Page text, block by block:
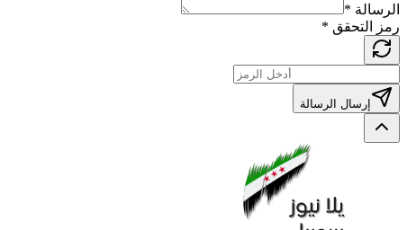
الرسالة *
رمز التحقق *
إرسال الرسالة